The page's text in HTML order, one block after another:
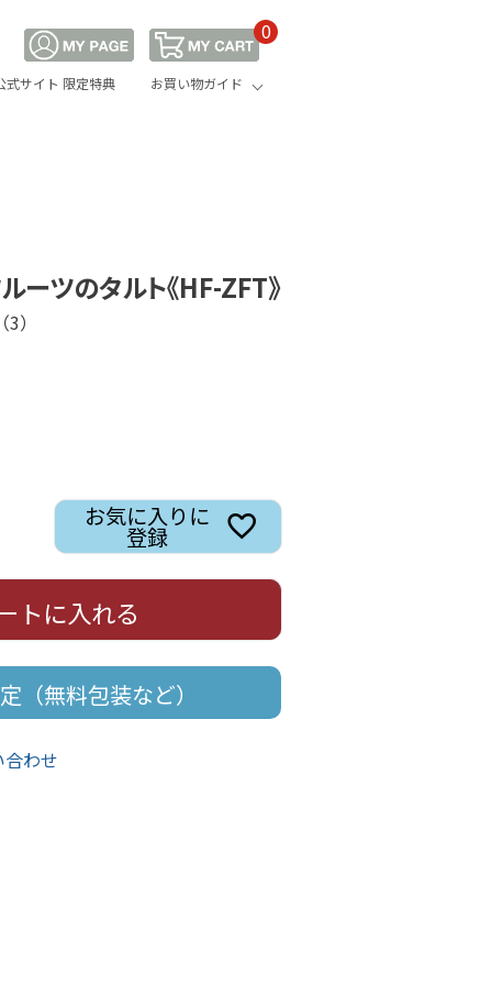
0
式サイト 限定特典 お買い物ガイド
ーツのタルト《HF-ZFT》
（3）
お気に入りに
登録
トに入れる
（無料包装など）
わせ